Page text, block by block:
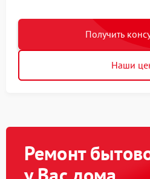
Получить
Наши
Ремонт